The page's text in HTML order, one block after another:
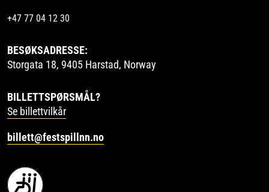
+47 77 04 12 30
BESØKSADRESSE:
Storgata 18, 9405 Harstad, Norway
BILLETTSPØRSMÅL?
Se billettvilkår
billett@festspillnn.no